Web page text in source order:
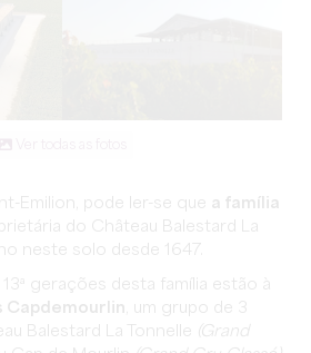
Emilion, pode ler-se que
a família
do Château Balestard La
neste solo desde 1647.
13ª gerações desta família estão à
Capdemourlin , um grupo de 3
Balestard La Tonnelle
(Grand